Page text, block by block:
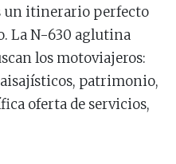
un itinerario perfecto
La N-630 aglutina
los motoviajeros:
patrimonio,
oferta de servicios,